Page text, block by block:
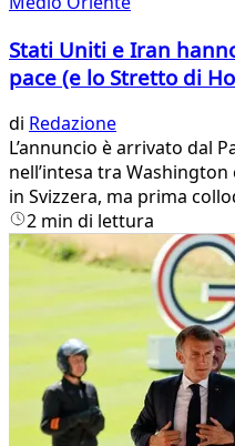
Stati Uniti e Iran
pace (e lo Stretto di
di Redazione
L’annuncio è arrivato dal
nell’intesa tra
in Svizzera, ma prima
2 min di lettura